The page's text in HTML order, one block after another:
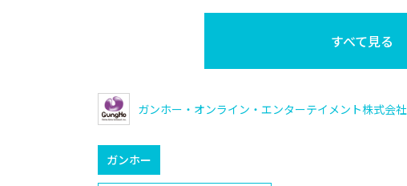
すべて見る
ガンホー・オンライン・エンターテイメント株式会社
ガンホー